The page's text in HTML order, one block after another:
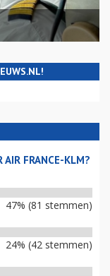
AIR FRANCE-KLM?
47% (81 stemmen)
24% (42 stemmen)